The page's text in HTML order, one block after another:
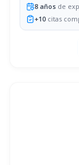
8 años de
+10 citas